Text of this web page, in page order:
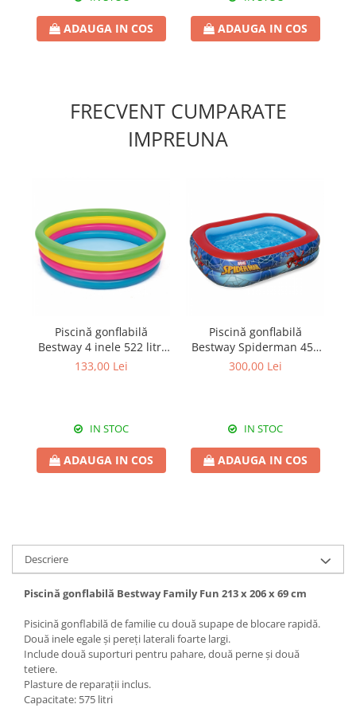
ADAUGA IN COS ADAUGA IN COS
FRECVENT CUMPARATE
IMPREUNA
Piscină gonflabilă
Bestway 4 inele 522 litri
157 x 46 cm
133,00 Lei
IN STOC
ADAUGA IN COS
Piscină gonflabilă
Bestway Spiderman 450
litri 200 x 146 x 48 cm
300,00 Lei
IN STOC
ADAUGA IN COS
Descriere
Piscină gonflabilă Bestway Family Fun 213 x 206 x 69 cm
Pisicină gonflabilă de familie cu două supape de blocare rapidă.
Două inele egale și pereți laterali foarte largi.
Include două suporturi pentru pahare, două perne și două
tetiere.
Plasture de reparații inclus.
Capacitate: 575 litri